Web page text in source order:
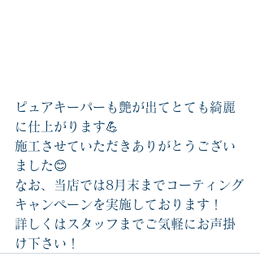
ピュアキーパーも艶が出てとても綺麗
に仕上がります💪
施工させていただきありがとうござい
ました😊
なお、当店では8月末までコーティング
キャンペーンを実施しております！
詳しくはスタッフまでご気軽にお声掛
け下さい！